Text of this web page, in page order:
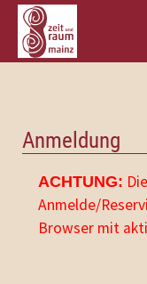
Anmeldung
ACHTUNG:
Anmelde/
Browser mit